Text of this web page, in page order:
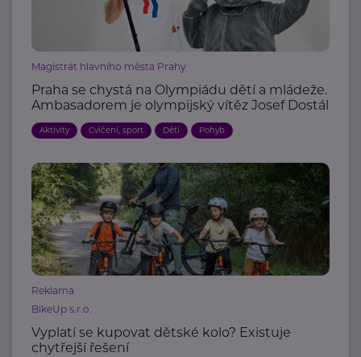
Magistrát hlavního města Prahy
Praha se chystá na Olympiádu dětí a mládeže.
Ambasadorem je olympijský vítěz Josef Dostál
Aktivity Cvičení, sport Děti Pohyb
Reklama
BikeUp s.r.o.
Vyplatí se kupovat dětské kolo? Existuje
chytřejší řešení